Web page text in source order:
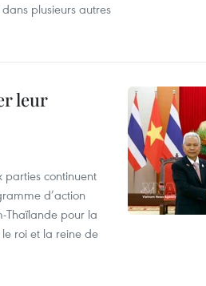
plusieurs autres
leur
parties continuent
d’action
pour la
roi et la reine de